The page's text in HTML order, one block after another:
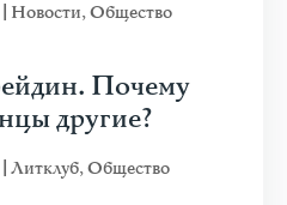
Новости,Общество
Почему
другие?
Литклуб,Общество